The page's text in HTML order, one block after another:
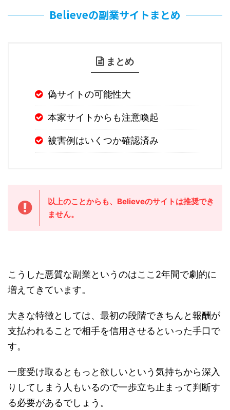
Believeの副業サイトまとめ
まとめ
偽サイトの可能性大
本家サイトからも注意喚起
被害例はいくつか確認済み
以上のことからも、Believeのサイトは推奨でき
ません。
こうした悪質な副業というのはここ2年間で劇的に
増えてきています。
大きな特徴としては、最初の段階できちんと報酬が
支払われることで相手を信用させるといった手口で
す。
一度受け取るともっと欲しいという気持ちから深入
りしてしまう人もいるので一歩立ち止まって判断す
る必要があるでしょう。